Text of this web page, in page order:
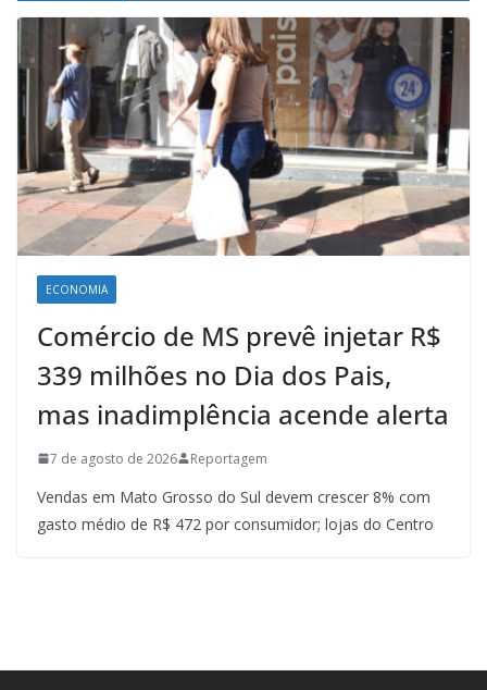
ECONOMIA
Comércio de MS prevê injetar R$
339 milhões no Dia dos Pais,
mas inadimplência acende alerta
7 de agosto de 2026 Reportagem
Vendas em Mato Grosso do Sul devem crescer 8% com
gasto médio de R$ 472 por consumidor; lojas do Centro